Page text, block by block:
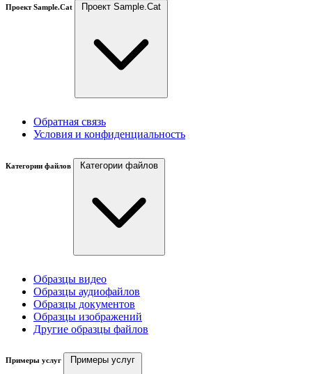
Проект Sample.Cat Проект Sample.Cat
Обратная связь
Условия и конфиденциальность
Категории файлов Категории файлов
Образцы видео
Образцы аудиофайлов
Образцы документов
Образцы изображений
Другие образцы файлов
Примеры услуг Примеры услуг